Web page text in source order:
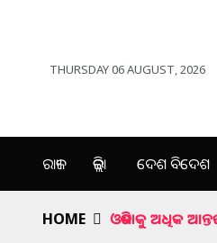
THURSDAY 06 AUGUST, 2026
ରାଜ୍ୟ ଜିଲ୍ଲା ଦେଶ ବିଦେଶ
HOME ଓଡିଶାକୁ ଅଧିକ